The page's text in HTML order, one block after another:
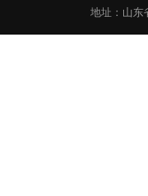
地址：山东